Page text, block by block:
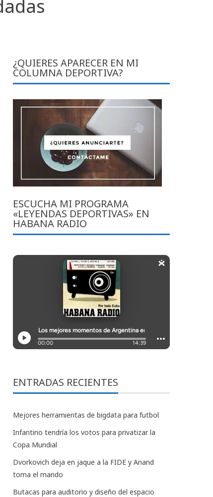
¿QUIERES APARECER EN MI
COLUMNA DEPORTIVA?
ESCUCHA MI PROGRAMA
«LEYENDAS DEPORTIVAS» EN
HABANA RADIO
ENTRADAS RECIENTES
Mejores herramientas de bigdata para futbol
Infantino tendría los votos para privatizar la
Copa Mundial
Dvorkovich deja en jaque a la FIDE y Anand
toma el mando
Butacas para auditorio y diseño del espacio